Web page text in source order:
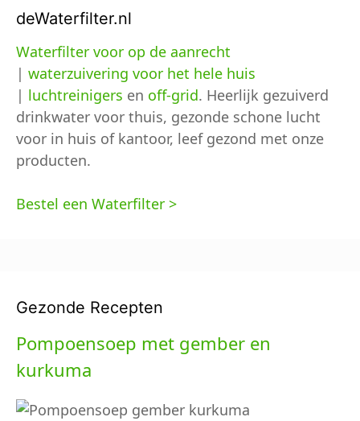
deWaterfilter.nl
Waterfilter voor op de aanrecht
| waterzuivering voor het hele huis
| luchtreinigers en off-grid. Heerlijk gezuiverd
drinkwater voor thuis, gezonde schone lucht
voor in huis of kantoor, leef gezond met onze
producten.
Bestel een Waterfilter >
Gezonde Recepten
Pompoensoep met gember en
kurkuma